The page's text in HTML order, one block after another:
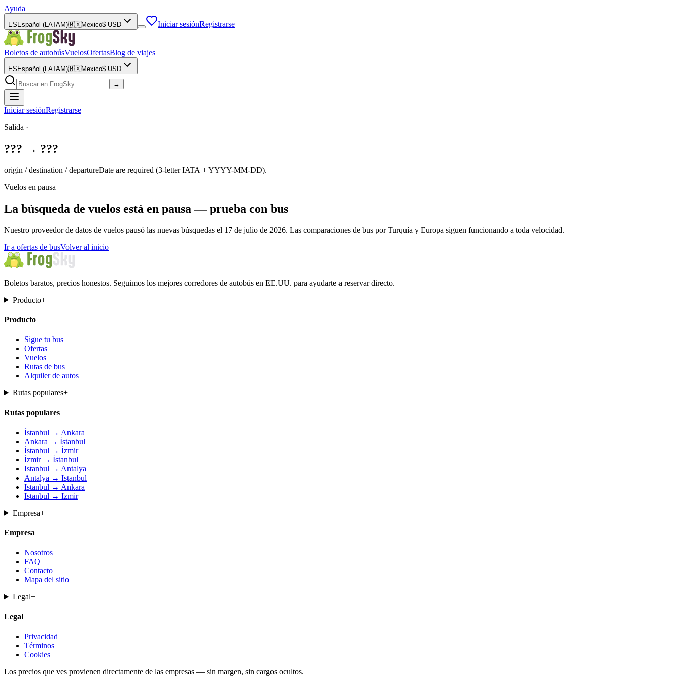
Ayuda
ES Español (LATAM)🇲🇽Mexico$ USD Iniciar sesiónRegistrarse
Boletos de autobúsVuelosOfertasBlog de viajes
ES Español (LATAM)🇲🇽Mexico$ USD
→
Iniciar sesiónRegistrarse
Salida · —
??? → ???
origin / destination / departureDate are required (3-letter IATA + YYYY-MM-DD).
Vuelos en pausa
La búsqueda de vuelos está en pausa — prueba con bus
Nuestro proveedor de datos de vuelos pausó las nuevas búsquedas el 17 de julio de 2026. Las comparaciones de bus por Turquía y Europa siguen funcionando a toda velocidad.
Ir a ofertas de busVolver al inicio
Boletos baratos, precios honestos. Seguimos los mejores corredores de autobús en EE.UU. para ayudarte a reservar directo.
Producto+
Producto
Sigue tu bus
Ofertas
Vuelos
Rutas de bus
Alquiler de autos
Rutas populares+
Rutas populares
İstanbul → Ankara
Ankara → İstanbul
İstanbul → İzmir
İzmir → İstanbul
Istanbul → Antalya
Antalya → Istanbul
Istanbul → Ankara
Istanbul → Izmir
Empresa+
Empresa
Nosotros
FAQ
Contacto
Mapa del sitio
Legal+
Legal
Privacidad
Términos
Cookies
Los precios que ves provienen directamente de las empresas — sin margen, sin cargos ocultos.